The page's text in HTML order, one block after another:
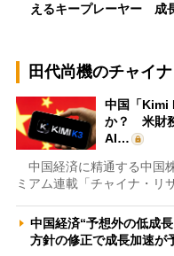
えるキープレーヤー 成
田代尚機のチャイ
中国「Kimi
か？ 米財
AI…
中国経済に精通する中国
ミアム連載「チャイナ・リ
中国経済“予想外の低成
方針の修正で成長加速が